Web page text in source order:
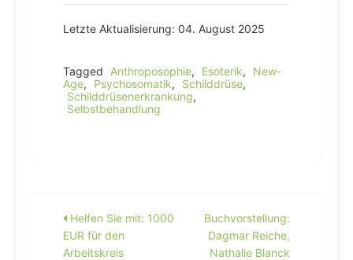
Letzte Aktualisierung: 04. August 2025
Tagged Anthroposophie, Esoterik,
New-
Age, Psychosomatik, Schilddrüse,
Schilddrüsenerkrankung,
Selbstbehandlung
Beitragsnavigation
Helfen Sie mit: 1000
EUR für den
Arbeitskreis
Buchvorstellung:
Dagmar Reiche,
Nathalie Blanck